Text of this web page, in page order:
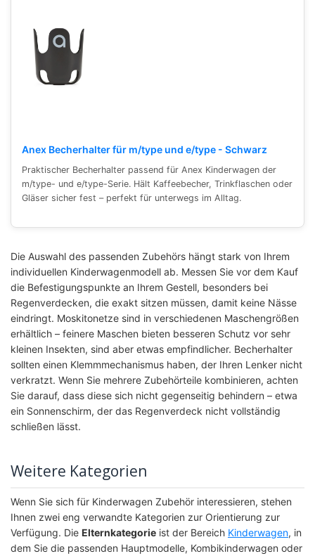
Anex Becherhalter für m/type und e/type - Schwarz
Praktischer Becherhalter passend für Anex Kinderwagen der
m/type- und e/type-Serie. Hält Kaffeebecher, Trinkflaschen oder
Gläser sicher fest – perfekt für unterwegs im Alltag.
Die Auswahl des passenden Zubehörs hängt stark von Ihrem
individuellen Kinderwagenmodell ab. Messen Sie vor dem Kauf
die Befestigungspunkte an Ihrem Gestell, besonders bei
Regenverdecken, die exakt sitzen müssen, damit keine Nässe
eindringt. Moskitonetze sind in verschiedenen Maschengrößen
erhältlich – feinere Maschen bieten besseren Schutz vor sehr
kleinen Insekten, sind aber etwas empfindlicher. Becherhalter
sollten einen Klemmmechanismus haben, der Ihren Lenker nicht
verkratzt. Wenn Sie mehrere Zubehörteile kombinieren, achten
Sie darauf, dass diese sich nicht gegenseitig behindern – etwa
ein Sonnenschirm, der das Regenverdeck nicht vollständig
schließen lässt.
Weitere Kategorien
Wenn Sie sich für Kinderwagen Zubehör interessieren, stehen
Ihnen zwei eng verwandte Kategorien zur Orientierung zur
Verfügung. Die Elternkategorie ist der Bereich Kinderwagen, in
dem Sie die passenden Hauptmodelle, Kombikinderwagen oder